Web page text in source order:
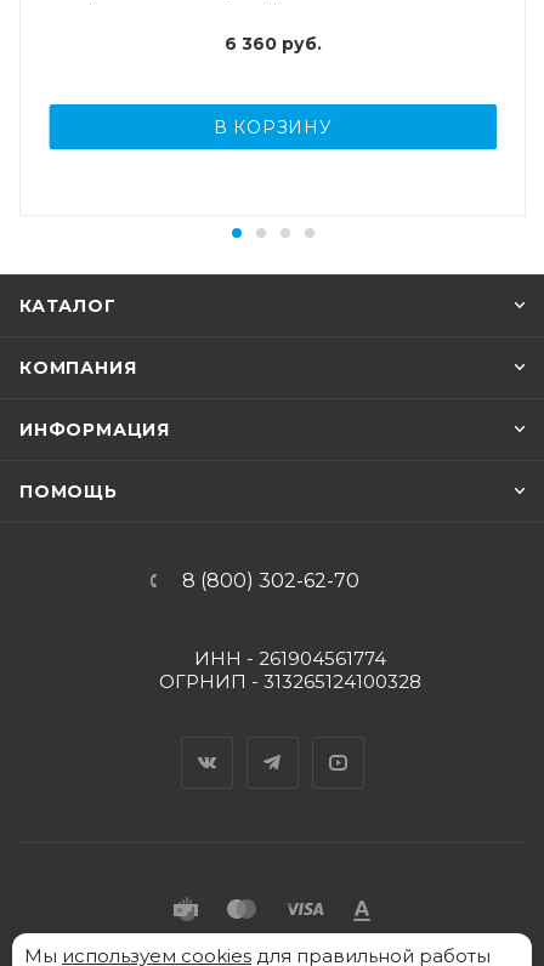
6 360руб.
В КОРЗИНУ
КАТАЛОГ
КОМПАНИЯ
ИНФОРМАЦИЯ
ПОМОЩЬ
8 (800) 302-62-70
ИНН - 261904561774
ОГРНИП - 313265124100328
2026 © "Пять Капель" - интернет-магазин товаров
Мы используем cookies для правильной работы